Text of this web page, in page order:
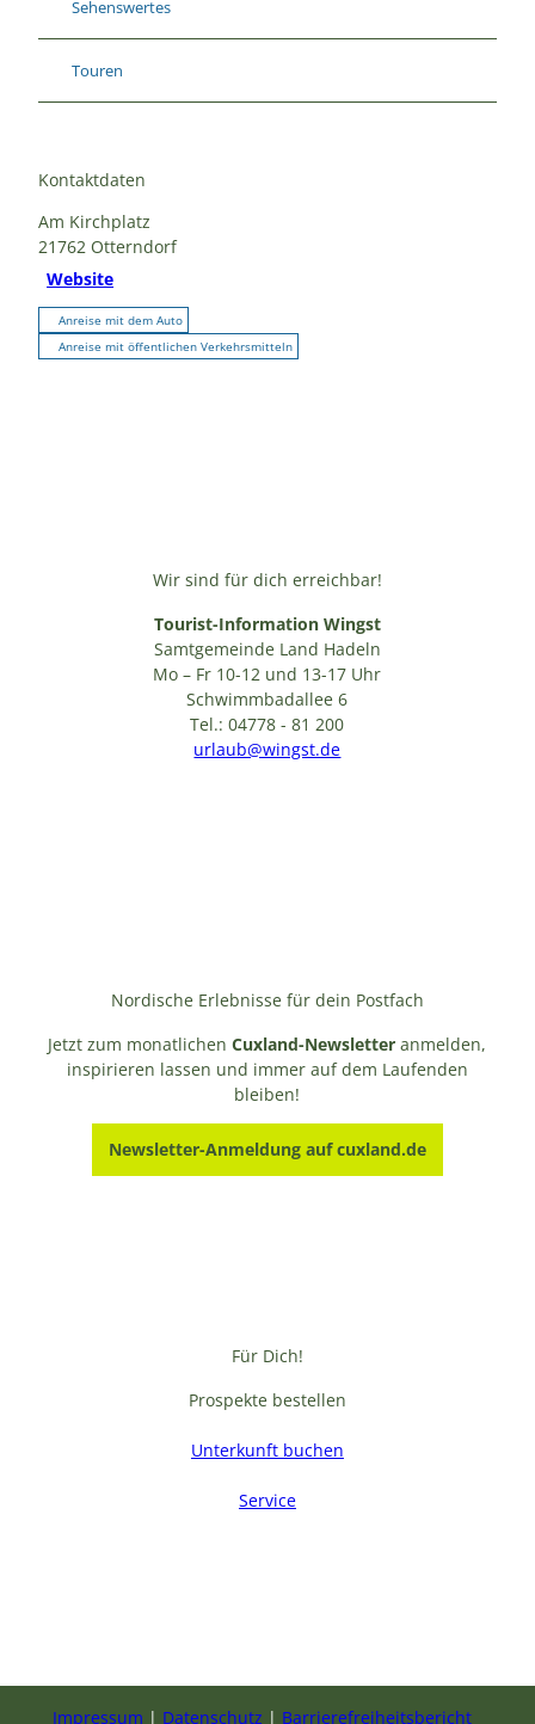
Sehenswertes
Touren
Kontaktdaten
Am Kirchplatz
21762 Otterndorf
Website
Anreise mit dem Auto
Anreise mit öffentlichen Verkehrsmitteln
Wir sind für dich erreichbar!
Tourist-Information Wingst
Samtgemeinde Land Hadeln
Mo – Fr 10-12 und 13-17 Uhr
Schwimmbadallee 6
Tel.: 04778 - 81 200
urlaub@wingst.de
Nordische Erlebnisse für dein Postfach
Jetzt zum monatlichenCuxland-Newsletter anmelden,
inspirieren lassen und immer auf dem Laufenden
bleiben!
Newsletter-Anmeldung auf cuxland.de
Für Dich!
Prospekte bestellen
Unterkunft buchen
Service
Impressum Datenschutz Barrierefreiheitsbericht